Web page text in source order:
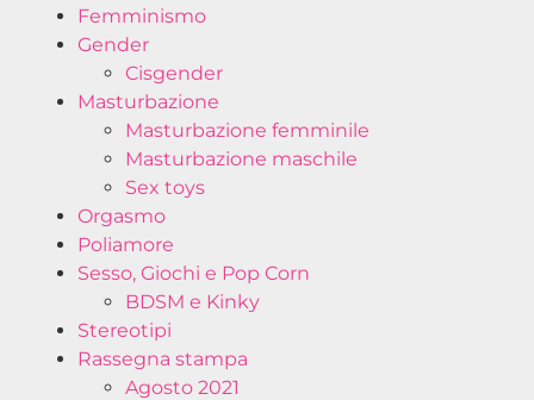
Femminismo
Gender
Cisgender
Masturbazione
Masturbazione femminile
Masturbazione maschile
Sex toys
Orgasmo
Poliamore
Sesso, Giochi e Pop Corn
BDSM e Kinky
Stereotipi
Rassegna stampa
Agosto 2021